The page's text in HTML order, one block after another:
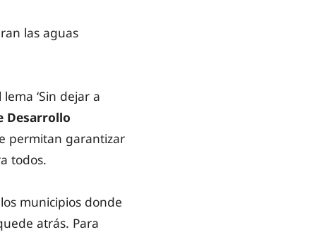
las aguas
‘Sin dejar a
Desarrollo
permitan garantizar
todos.
municipios donde
atrás. Para